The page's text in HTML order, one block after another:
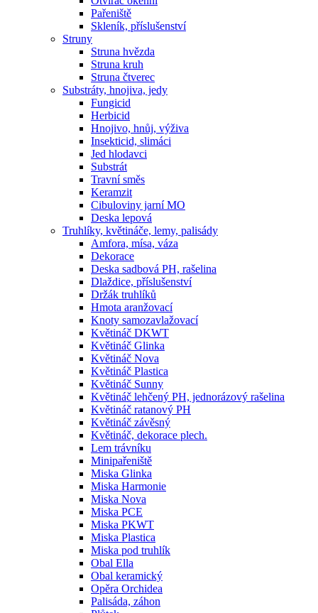
Pařeniště
Skleník, příslušenství
Struny
Struna hvězda
Struna kruh
Struna čtverec
Substráty, hnojiva, jedy
Fungicid
Herbicid
Hnojivo, hnůj, výživa
Insekticid, slimáci
Jed hlodavci
Substrát
Travní směs
Keramzit
Cibuloviny jarní MO
Deska lepová
Truhlíky, květináče, lemy, palisády
Amfora, mísa, váza
Dekorace
Deska sadbová PH, rašelina
Dlaždice, příslušenství
Držák truhlíků
Hmota aranžovací
Knoty samozavlažovací
Květináč DKWT
Květináč Glinka
Květináč Nova
Květináč Plastica
Květináč Sunny
Květináč lehčený PH, jednorázový rašelina
Květináč ratanový PH
Květináč závěsný
Květináč, dekorace plech.
Lem trávníku
Minipařeniště
Miska Glinka
Miska Harmonie
Miska Nova
Miska PCE
Miska PKWT
Miska Plastica
Miska pod truhlík
Obal Ella
Obal keramický
Opěra Orchidea
Palisáda, záhon